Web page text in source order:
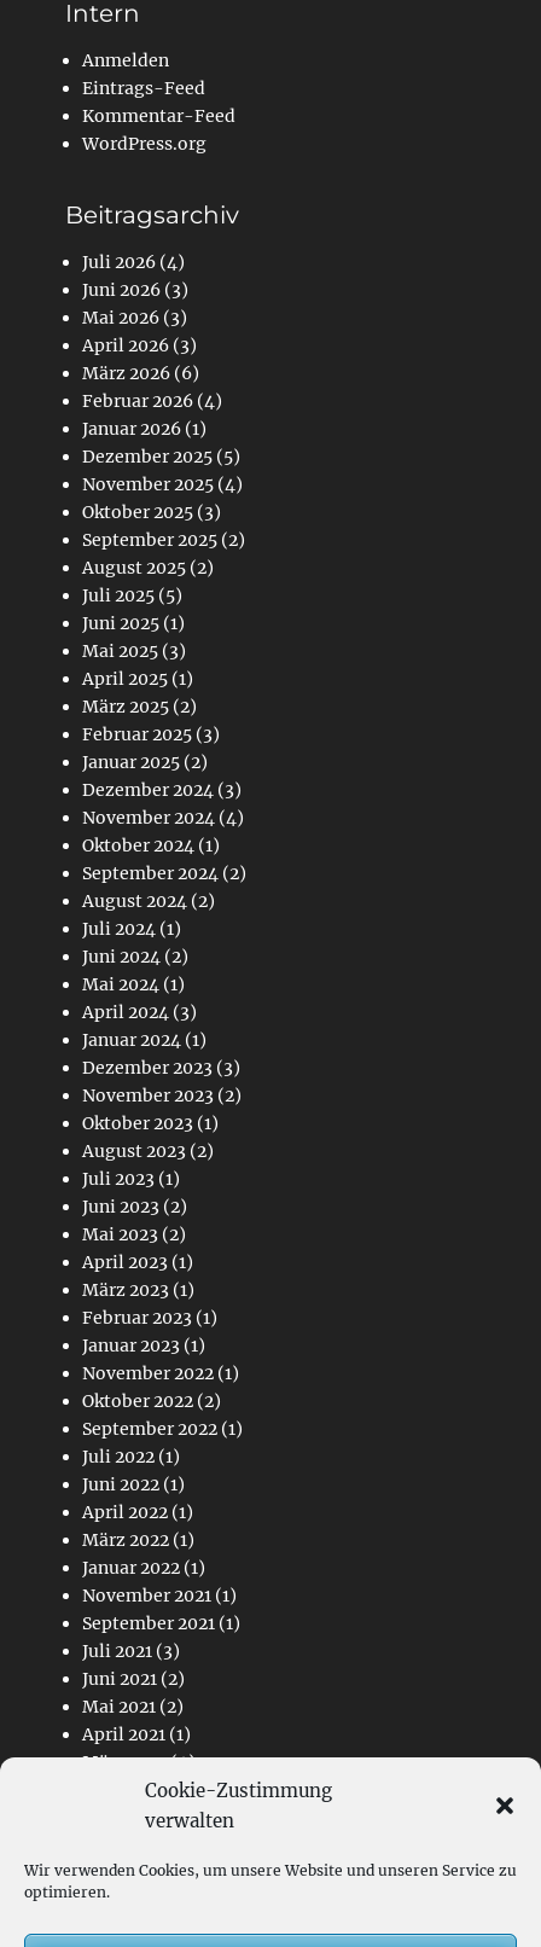
Cookie-Zustimmung
verwalten
Wir verwenden Cookies, um unsere Website und unseren Service zu
optimieren.
Intern
Anmelden
Eintrags-Feed
Kommentar-Feed
WordPress.org
Beitragsarchiv
Juli 2026 (4)
Juni 2026 (3)
Mai 2026 (3)
April 2026 (3)
März 2026 (6)
Februar 2026 (4)
Januar 2026 (1)
Dezember 2025 (5)
November 2025 (4)
Oktober 2025 (3)
September 2025 (2)
August 2025 (2)
Juli 2025 (5)
Juni 2025 (1)
Mai 2025 (3)
April 2025 (1)
März 2025 (2)
Februar 2025 (3)
Januar 2025 (2)
Dezember 2024 (3)
November 2024 (4)
Oktober 2024 (1)
September 2024 (2)
August 2024 (2)
Juli 2024 (1)
Juni 2024 (2)
Mai 2024 (1)
April 2024 (3)
Januar 2024 (1)
Dezember 2023 (3)
November 2023 (2)
Oktober 2023 (1)
August 2023 (2)
Juli 2023 (1)
Juni 2023 (2)
Mai 2023 (2)
April 2023 (1)
März 2023 (1)
Februar 2023 (1)
Januar 2023 (1)
November 2022 (1)
Oktober 2022 (2)
September 2022 (1)
Juli 2022 (1)
Juni 2022 (1)
April 2022 (1)
März 2022 (1)
Januar 2022 (1)
November 2021 (1)
September 2021 (1)
Juli 2021 (3)
Juni 2021 (2)
Mai 2021 (2)
April 2021 (1)
März 2021(4)
Februar 2021(2)
November 2020(1)
Links
Kontakt